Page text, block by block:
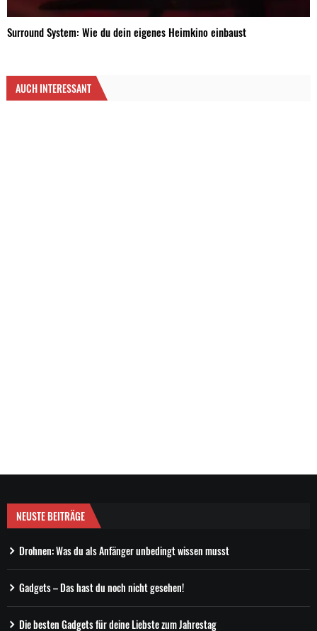
Surround System: Wie du dein eigenes Heimkino einbaust
AUCH INTERESSANT
NEUSTE BEITRÄGE
Drohnen: Was du als Anfänger unbedingt wissen musst
Gadgets – Das hast du noch nicht gesehen!
Die besten Gadgets für deine Liebste zum Jahrestag